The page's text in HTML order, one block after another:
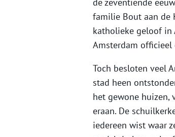
de zeventiende
familie Bout aan de
katholieke geloof in
Amsterdam officieel
Toch besloten veel
stad heen
het gewone huizen,
eraan. De
iedereen wist waar